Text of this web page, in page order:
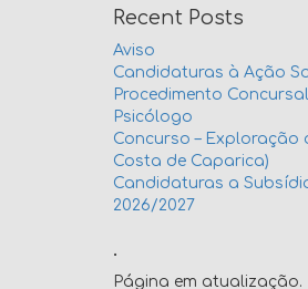
Recent Posts
Aviso
Candidaturas à Ação
Procedimento
Psicólogo
Concurso – Exploração
Costa de Caparica)
Candidaturas a
2026/2027
.
Página em atualização.